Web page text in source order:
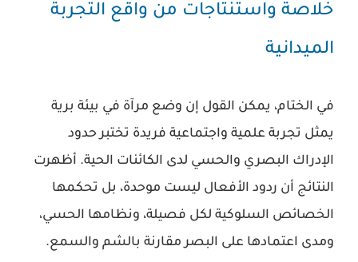
خلاصة واستنتاجات من واقع التجربة
الميدانية
في الختام، يمكن القول إن وضع مرآة في بيئة برية
يمثل تجربة علمية واجتماعية فريدة تختبر حدود
الإدراك البصري والحسي لدى الكائنات الحية. أظهرت
النتائج أن ردود الأفعال ليست موحدة، بل تحكمها
الخصائص السلوكية لكل فصيلة، ونظامها الحسي،
ومدى اعتمادها على البصر مقارنة بالشم والسمع.